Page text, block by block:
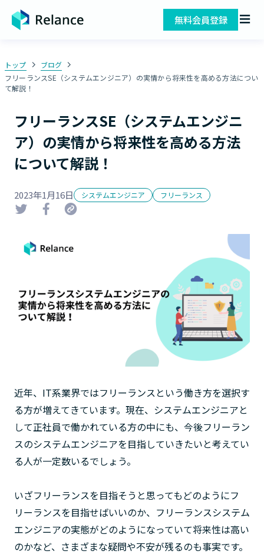
無料会員登録
トップ
ブログ
フリーランスSE（システムエンジニア）の実情から将来性を高める方法につい
て解説！
フリーランスSE（システムエンジニ
ア）の実情から将来性を高める方法
について解説！
2023年1月16日 システムエンジニア フリーランス
近年、IT系業界ではフリーランスという働き方を選択す
る方が増えてきています。現在、システムエンジニアと
して正社員で働かれている方の中にも、今後フリーラン
スのシステムエンジニアを目指していきたいと考えてい
る人が一定数いるでしょう。
いざフリーランスを目指そうと思ってもどのようにフ
リーランスを目指せばいいのか、フリーランスシステム
エンジニアの実態がどのようになっていて将来性は高い
のかなど、さまざまな疑問や不安が残るのも事実です。